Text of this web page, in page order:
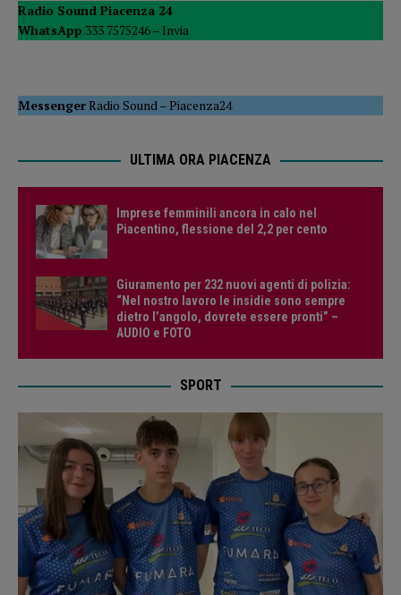
Radio Sound Piacenza 24
WhatsApp 333 7575246 – Invia
MessengerRadio Sound –Piacenza24
ULTIMA ORA PIACENZA
Imprese femminili ancora in calo nel
Piacentino, flessione del 2,2 per cento
Giuramento per 232 nuovi agenti di polizia:
“Nel nostro lavoro le insidie sono sempre
dietro l’angolo, dovrete essere pronti” –
AUDIO e FOTO
SPORT